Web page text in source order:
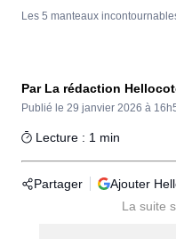
Les 5 manteaux
Par La rédaction
Publié le 29 janvier 2026 à
Lecture : 1 min
Partager Ajouter